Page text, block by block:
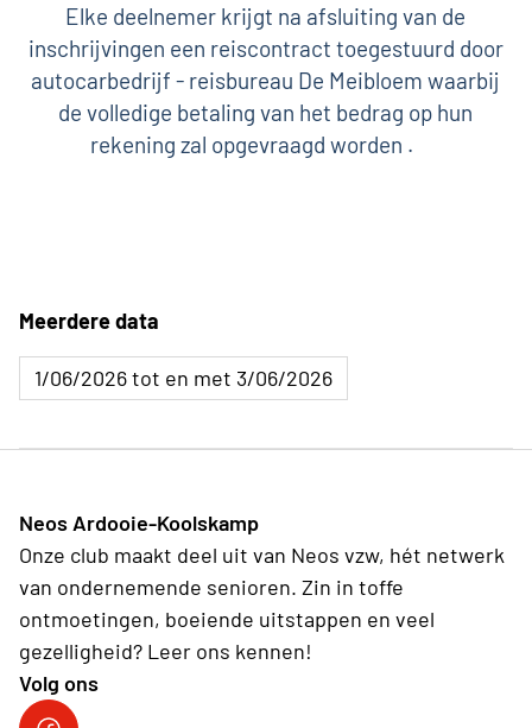
Elke deelnemer krijgt na afsluiting van de
inschrijvingen een reiscontract toegestuurd door
autocarbedrijf - reisbureau De Meibloem waarbij
de volledige betaling van het bedrag op hun
rekening zal opgevraagd worden .
Meerdere data
1/06/2026 tot en met 3/06/2026
Neos Ardooie-Koolskamp
Onze club maakt deel uit van Neos vzw, hét netwerk
van ondernemende senioren. Zin in toffe
ontmoetingen, boeiende uitstappen en veel
gezelligheid? Leer ons kennen!
Volg ons